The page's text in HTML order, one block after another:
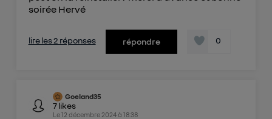
soirée Hervé
lire les 2 réponses répondre 0
Goeland35
7likes
Le12 décembre 2024à 18:38